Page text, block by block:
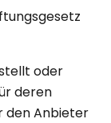
oder
deren
den Anbieter